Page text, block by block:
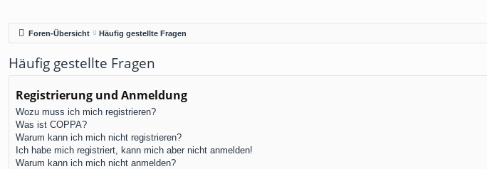
Foren-Übersicht Häufig gestellte Fragen
Häufig gestellte Fragen
Registrierung und Anmeldung
Wozu muss ich mich registrieren?
Was ist COPPA?
Warum kann ich mich nicht registrieren?
Ich habe mich registriert, kann mich aber nicht anmelden!
Warum kann ich mich nicht anmelden?